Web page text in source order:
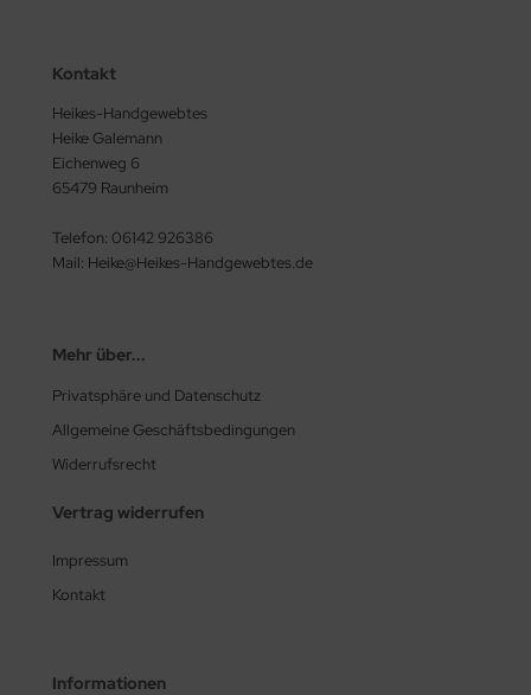
Kontakt
Heikes-Handgewebtes
Heike Galemann
Eichenweg 6
65479 Raunheim
Telefon: 06142 926386
Mail: Heike@Heikes-Handgewebtes.de
Mehr über...
Privatsphäre und Datenschutz
Allgemeine Geschäftsbedingungen
Widerrufsrecht
Vertrag widerrufen
Impressum
Kontakt
Informationen